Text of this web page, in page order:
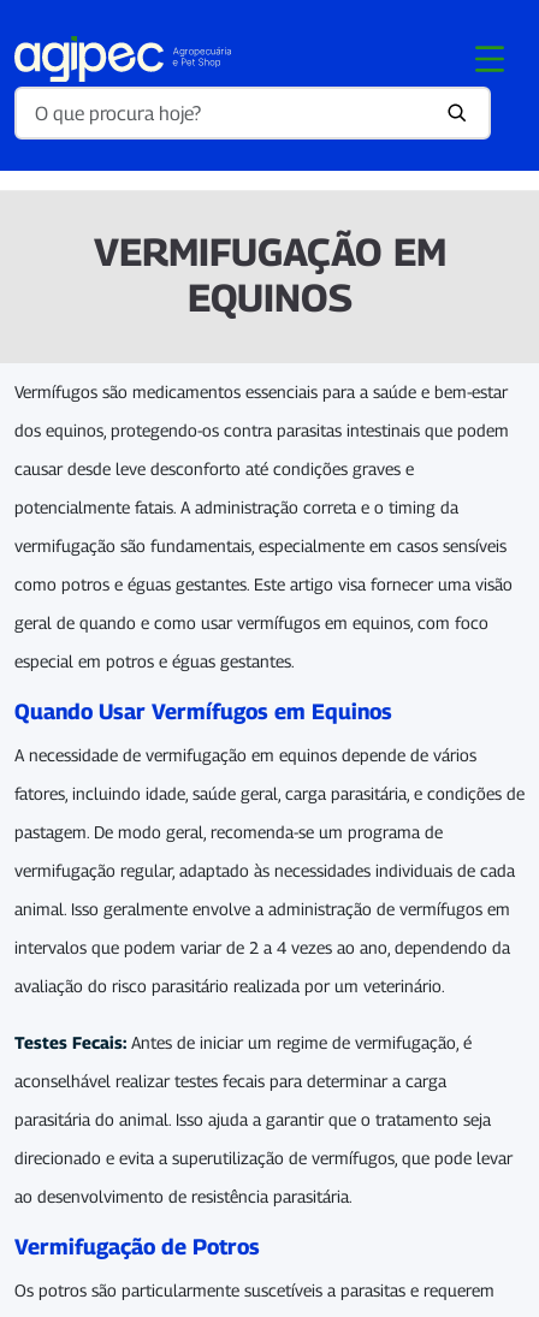
VERMIFUGAÇÃO EM
EQUINOS
Vermífugos são medicamentos essenciais para a saúde e bem-estar
dos equinos, protegendo-os contra parasitas intestinais que podem
causar desde leve desconforto até condições graves e
potencialmente fatais. A administração correta e o timing da
vermifugação são fundamentais, especialmente em casos sensíveis
como potros e éguas gestantes. Este artigo visa fornecer uma visão
geral de quando e como usar vermífugos em equinos, com foco
especial em potros e éguas gestantes.
Quando Usar Vermífugos em Equinos
A necessidade de vermifugação em equinos depende de vários
fatores, incluindo idade, saúde geral, carga parasitária, e condições de
pastagem. De modo geral, recomenda-se um programa de
vermifugação regular, adaptado às necessidades individuais de cada
animal. Isso geralmente envolve a administração de vermífugos em
intervalos que podem variar de 2 a 4 vezes ao ano, dependendo da
avaliação do risco parasitário realizada por um veterinário.
Testes Fecais: Antes de iniciar um regime de vermifugação, é
aconselhável realizar testes fecais para determinar a carga
parasitária do animal. Isso ajuda a garantir que o tratamento seja
direcionado e evita a superutilização de vermífugos, que pode levar
ao desenvolvimento de resistência parasitária.
Vermifugação de Potros
Os potros são particularmente suscetíveis a parasitas e requerem